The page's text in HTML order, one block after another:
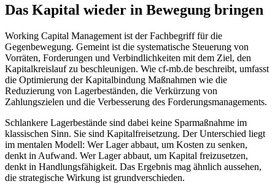
Das Kapital wieder in Bewegung bringen
Working Capital Management ist der Fachbegriff für die
Gegenbewegung. Gemeint ist die systematische Steuerung von
Vorräten, Forderungen und Verbindlichkeiten mit dem Ziel, den
Kapitalkreislauf zu beschleunigen. Wie cf-mb.de beschreibt, umfasst
die Optimierung der Kapitalbindung Maßnahmen wie die
Reduzierung von Lagerbeständen, die Verkürzung von
Zahlungszielen und die Verbesserung des Forderungsmanagements.
Schlankere Lagerbestände sind dabei keine Sparmaßnahme im
klassischen Sinn. Sie sind Kapitalfreisetzung. Der Unterschied liegt
im mentalen Modell: Wer Lager abbaut, um Kosten zu senken,
denkt in Aufwand. Wer Lager abbaut, um Kapital freizusetzen,
denkt in Handlungsfähigkeit. Das Ergebnis mag ähnlich aussehen,
die strategische Wirkung ist grundverschieden.